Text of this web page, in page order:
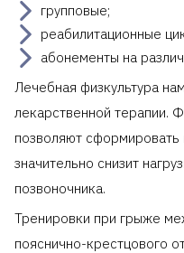
групповые;
реабилитационные
абонементы на
Лечебная физкультура
лекарственной терапии.
позволяют
значительно снизит
позвоночника.
Тренировки при грыже
пояснично-крестцового